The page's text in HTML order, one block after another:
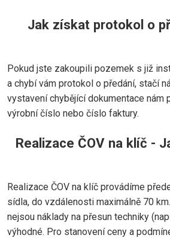
Jak získat protokol o
Pokud jste zakoupili pozemek s již
a chybí vám protokol o předání, stačí
vystavení chybějící dokumentace nám
výrobní číslo nebo číslo faktury.
Realizace ČOV na klíč -
Realizace ČOV na klíč provádíme
sídla, do vzdálenosti maximálně 70
nejsou náklady na přesun techniky
výhodné. Pro stanovení ceny a